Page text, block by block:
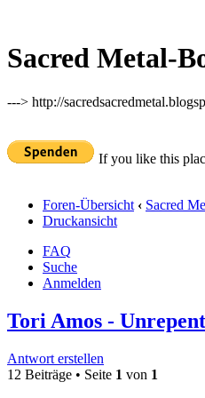
Sacred Metal-
---> http://
If you like this
Foren-Übersicht ‹ Sacred
Druckansicht
FAQ
Suche
Anmelden
Tori Amos -
Antwort erstellen
12 Beiträge • Seite 1 von 1